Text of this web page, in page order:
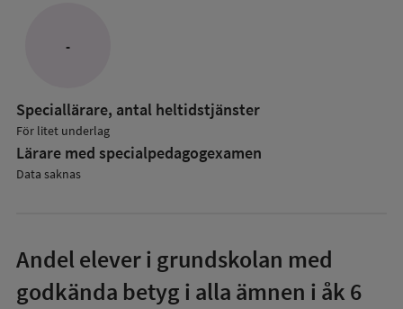
-
Speciallärare, antal heltidstjänster
För litet underlag
Lärare med specialpedagog­examen
Data saknas
Andel elever i grundskolan med
godkända betyg i alla ämnen i åk 6